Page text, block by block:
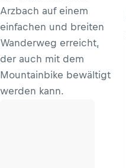
Arzbach auf einem
einfachen und breiten
Wanderweg erreicht,
der auch mit dem
Mountainbike bewältigt
werden kann.